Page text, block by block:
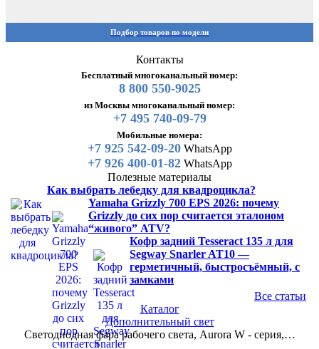
Подбор товаров по модели
Контакты
Бесплатный многоканальный номер:
8 800 550-9025
из Москвы многоканальный номер:
+7 495 740-09-79
Мобильные номера:
+7 925 542-09-20WhatsApp
+7 926 400-01-82WhatsApp
Полезные материалы
Как выбрать лебедку для квадроцикла?
Yamaha Grizzly 700 EPS 2026: почему
Grizzly до сих пор считается эталоном
“живого” ATV?
Кофр задний Tesseract 135 л для
Segway Snarler AT10 —
герметичный, быстросъёмный, с
замками
Все статьи
Каталог
Дополнительный свет
Светодиодная фара рабочего света, Aurora W - серия,…